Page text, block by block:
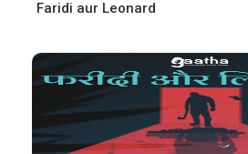
Faridi aur Leonard